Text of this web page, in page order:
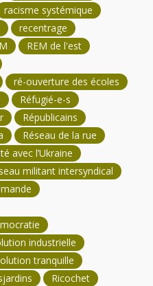
racisme systémique
recentrage
REM de l'est
ré-ouverture des écoles
Réfugié-e-s
Républicains
Réseau de la rue
avec l’Ukraine
militant intersyndical
industrielle
tranquille
Ricochet